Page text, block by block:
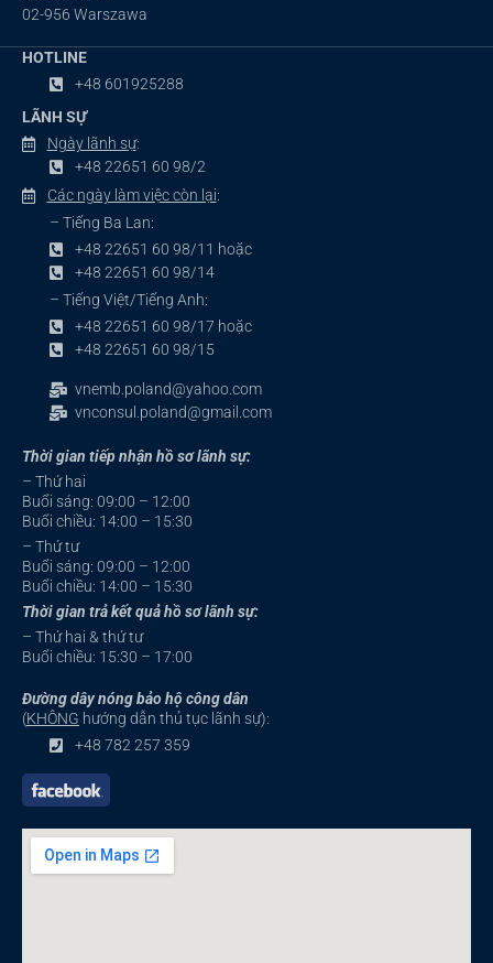
02-956 Warszawa
HOTLINE
+48 601925288
LÃNH SỰ
Ngày lãnh sự:
+48 22651 60 98/2
Các ngày làm việc còn lại:
– Tiếng Ba Lan:
+48 22651 60 98/11 hoặc
+48 22651 60 98/14
– Tiếng Việt/Tiếng Anh:
+48 22651 60 98/17 hoặc
+48 22651 60 98/15
vnemb.poland@yahoo.com
vnconsul.poland@gmail.com
Thời gian tiếp nhận hồ sơ lãnh sự:
– Thứ hai
Buổi sáng: 09:00 – 12:00
Buổi chiều: 14:00 – 15:30
– Thứ tư
Buổi sáng: 09:00 – 12:00
Buổi chiều: 14:00 – 15:30
Thời gian trả kết quả hồ sơ lãnh sự:
– Thứ hai & thứ tư
Buổi chiều: 15:30 – 17:00
Đường dây nóng bảo hộ công dân
(KHÔNG hướng dẫn thủ tục lãnh sự):
+48 782 257 359